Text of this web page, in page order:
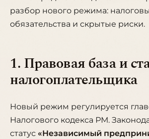
разбор нового режима:
обязательства и скрытые риски.
1. Правовая база и
налогоплательщика
Новый режим регулируется
Налогового кодекса РМ.
статус «Независимый